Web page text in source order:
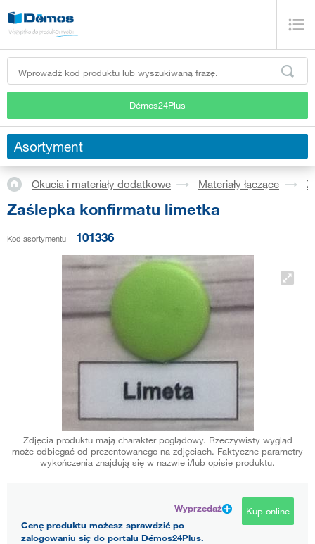
Démos24Plus
Asortyment
Okucia i materiały dodatkowe Materiały łączące
Zaślepka konfirmatu limetka
Kod asortymentu 101336
Zdjęcia produktu mają charakter poglądowy. Rzeczywisty wygląd
może odbiegać od prezentowanego na zdjęciach. Faktyczne parametry
wykończenia znajdują się w nazwie i/lub opisie produktu.
Wyprzedaż
Cenę produktu możesz sprawdzić po
zalogowaniu się do portalu Démos24Plus.
Kup online